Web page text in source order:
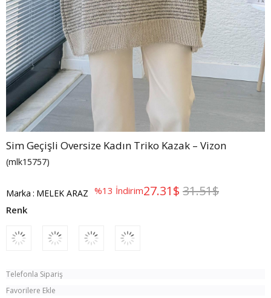
Sim Geçişli Oversize Kadın Triko Kazak – Vizon
(mlk15757)
Marka : MELEK ARAZ %13 İndirim 31.51$
27.31$
Telefonla Sipariş
Favorilere Ekle